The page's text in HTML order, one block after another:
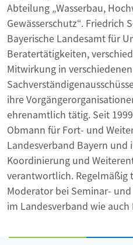
Abteilung „Wasserbau,
Gewässerschutz“. Friedrich
Bayerische Landesamt für
Beratertätigkeiten,
Mitwirkung in verschiedenen
ihre
ehrenamtlich tätig. Seit
Obmann für Fort- und
Landesverband Bayern
Koordinierung und
verantwortlich. Regelmäßig
Moderator bei Seminar-
im Landesverband wie auch